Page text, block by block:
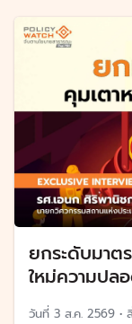
ยกระดับมาต
ใหม่ความปล
วันที่ 3 ส.ค. 2569 •